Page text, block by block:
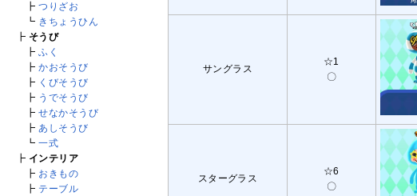
サングラス
☆1
〇
スターグラス
☆6
〇
┣つりざお
┗ きちょうひん
┣ そうび
┣ふく
┣かおそうび
┣ くびそうび
┣ うでそうび
┣せなかそうび
┣あしそうび
┗一式
┣ インテリア
┣ おきもの
┣ テーブル